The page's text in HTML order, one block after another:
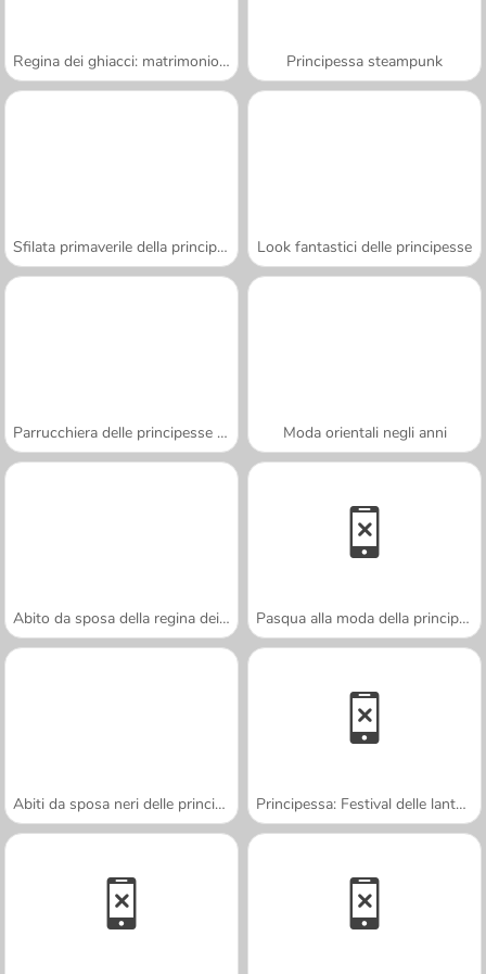
Regina dei ghiacci: matrimonio rovinato Principessa steampunk
Sfilata primaverile della principessa Look fantastici delle principesse
Parrucchiera delle principesse spose Moda orientali negli anni
Abito da sposa della regina dei draghi Pasqua alla moda della principessa
Abiti da sposa neri delle principesse Principessa: Festival delle lanterne